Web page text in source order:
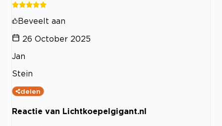
Beveelt aan
26 October 2025
Jan
Stein
delen
Reactie van Lichtkoepelgigant.nl